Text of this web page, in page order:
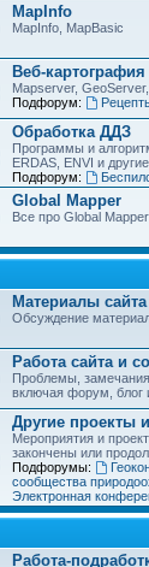
MapInfo
MapInfo, MapBasic
Веб-картография
Mapserver,
Подфорум:
Обработка ДДЗ
Программы и
ERDAS, ENVI и другие.
Подфорум:
Global Mapper
Все про Global Mapper
Материалы сайта
Обсуждение
Работа сайта и
Проблемы,
включая форум, блог
Другие проекты
Мероприятия и
закончены или
Подфорумы:
сообщества
Электронная
Работа-